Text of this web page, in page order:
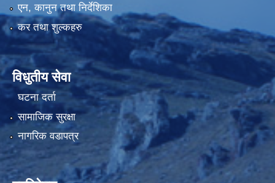
एन, कानुन तथा निर्देशिका
कर तथा शुल्कहरु
विधुतीय सेवा
घटना दर्ता
सामाजिक सुरक्षा
नागरिक वडापत्र